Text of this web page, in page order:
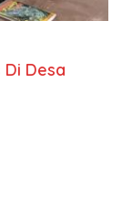
Desa